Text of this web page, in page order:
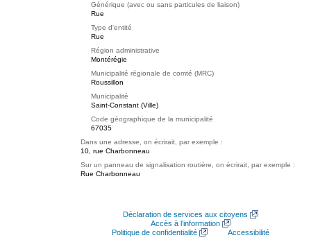
Générique (avec ou sans particules de liaison)
Rue
Type d'entité
Rue
Région administrative
Montérégie
Municipalité régionale de comté (MRC)
Roussillon
Municipalité
Saint-Constant (Ville)
Code géographique de la municipalité
67035
Dans une adresse, on écrirait, par exemple :
10, rue Charbonneau
Sur un panneau de signalisation routière, on écrirait, par exemple :
Rue Charbonneau
Déclaration de services aux citoyens
Accès à l’information
Politique de confidentialité
Accessibilité